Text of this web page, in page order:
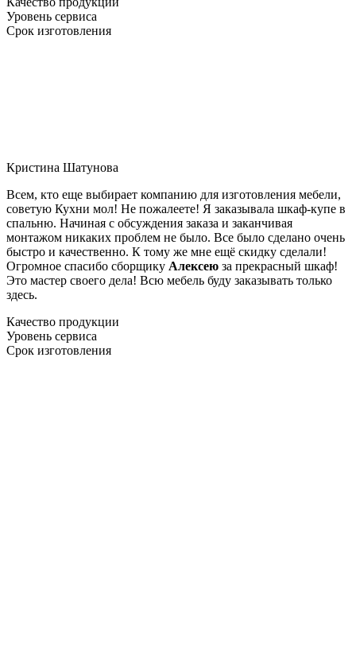
Уровень сервиса
Срок изготовления
Кристина Шатунова
Всем, кто еще выбирает компанию для изготовления мебели,
советую Кухни мол! Не пожалеете! Я заказывала шкаф-купе в
спальню. Начиная с обсуждения заказа и заканчивая
монтажом никаких проблем не было. Все было сделано очень
быстро и качественно. К тому же мне ещё скидку сделали!
Огромное спасибо сборщику Алексею за прекрасный шкаф!
Это мастер своего дела! Всю мебель буду заказывать только
здесь.
Качество продукции
Уровень сервиса
Срок изготовления